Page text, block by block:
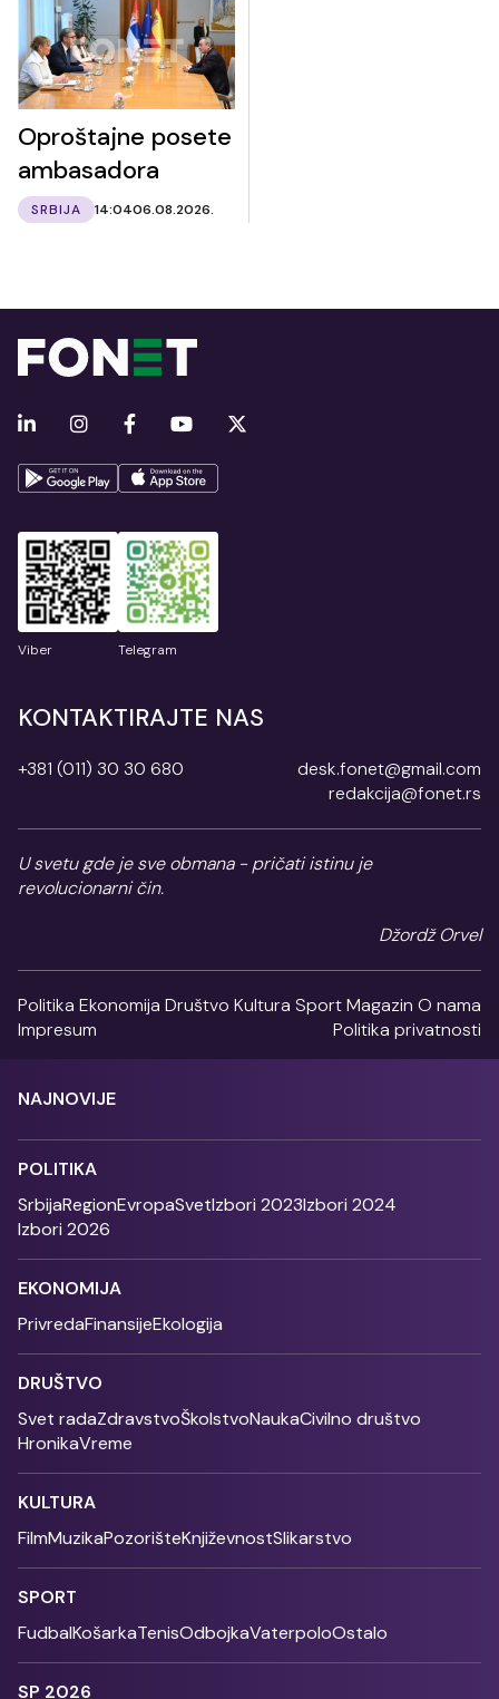
Oproštajne posete
ambasadora
SRBIJA 14:0406.08.2026.
Viber Telegram
KONTAKTIRAJTE NAS
+381 (011) 30 30 680
desk.fonet@gmail.com
redakcija@fonet.rs
U svetu gde je sve obmana - pričati istinu je
revolucionarni čin.
Džordž Orvel
Politika Ekonomija Društvo Kultura SportMagazin O nama
Impresum
Politika privatnosti
NAJNOVIJE
POLITIKA
SrbijaRegionEvropaSvetIzbori 2023Izbori 2024
Izbori 2026
EKONOMIJA
PrivredaFinansijeEkologija
DRUŠTVO
Svet radaZdravstvoŠkolstvoNaukaCivilno društvo
HronikaVreme
KULTURA
FilmMuzikaPozorišteKnjiževnostSlikarstvo
SPORT
FudbalKošarkaTenisOdbojkaVaterpoloOstalo
SP 2026